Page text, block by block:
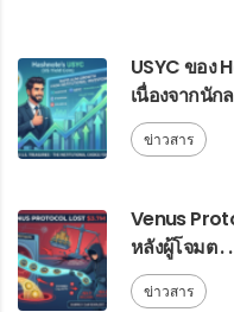
USYC ของ
เนื่องจากนักล
ข่าวสาร
Venus
หลังผู้โจมต .
ข่าวสาร